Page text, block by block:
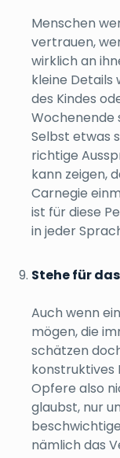
Menschen
vertrauen,
wirklich an
kleine Details
des Kindes
Wochenende
Selbst etwas
richtige
kann zeigen,
Carnegie
ist für diese
in jeder
Stehe für
Auch wenn
mögen, die
schätzen
konstruktives
Opfere also
glaubst, nur
nämlich das